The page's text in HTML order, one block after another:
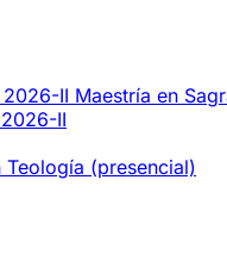
II Maestría en
II
(presencial)